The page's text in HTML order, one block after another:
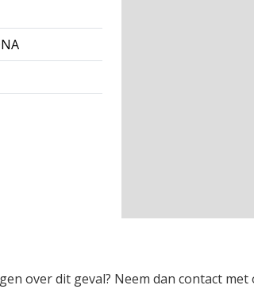
over dit geval? Neem dan contact met